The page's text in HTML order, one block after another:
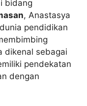
bidang
, Anastasya
pendidikan
dikenal sebagai
pendekatan
dengan